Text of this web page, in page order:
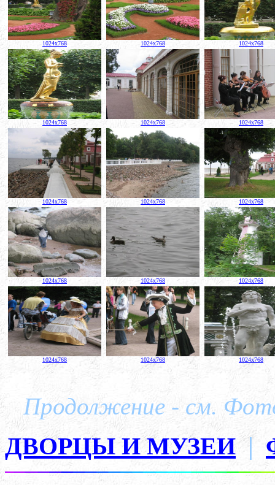
1024x768 1024x768 1024x768
1024x768 1024x768 1024x768
1024x768 1024x768 1024x768
1024x768 1024x768 1024x768
1024x768 1024x768 1024x768
Продолжение - см.
ДВОРЦЫ И МУЗЕИ|